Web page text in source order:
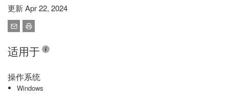
更新 Apr 22, 2024
适用于
操作系统
Windows